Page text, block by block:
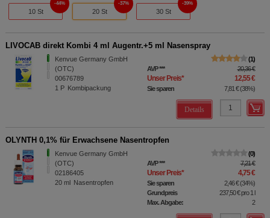
10 St
44%
20 St
37%
30 St
39%
LIVOCAB direkt Kombi 4 ml Augentr.+5 ml Nasenspray
Kenvue Germany GmbH
(OTC)
00676789
1 P Kombipackung
1
AVP*** 20,36 €
Unser Preis* 12,55 €
Sie sparen 7,81 €(38%)
Details
OLYNTH 0,1% für Erwachsene Nasentropfen
Kenvue Germany GmbH
(OTC)
02186405
20 ml Nasentropfen
0
AVP*** 7,21 €
Unser Preis* 4,75 €
Sie sparen 2,46 €(34%)
Grundpreis
237,50 €pro 1 l
Max. Abgabe:
2